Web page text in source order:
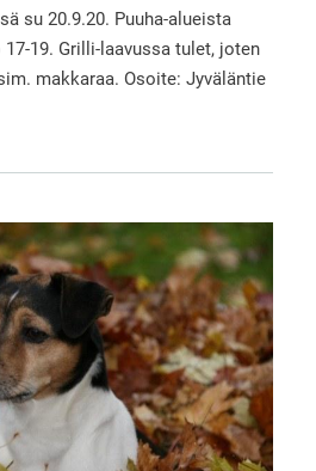
su 20.9.20. Puuha-alueista
19. Grilli-laavussa tulet, joten
makkaraa. Osoite: Jyväläntie